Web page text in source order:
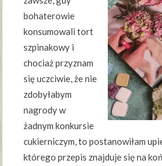
bohaterowie
konsumowali tort
szpinakowy i
chociaż przyznam
się uczciwie, że nie
zdobyłabym
nagrody w
żadnym konkursie
cukierniczym, to postanowiłam
którego przepis znajduje się na